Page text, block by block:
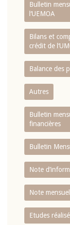
Bulletin
l‘UEMOA
Bilans et
crédit de
Balance des
Autres
Bulletin
financières
Bulletin
Note
Note
Etudes